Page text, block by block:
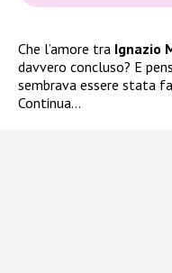
Che l’amore tra Ignazio
davvero concluso? E
sembrava essere stata
Continua…